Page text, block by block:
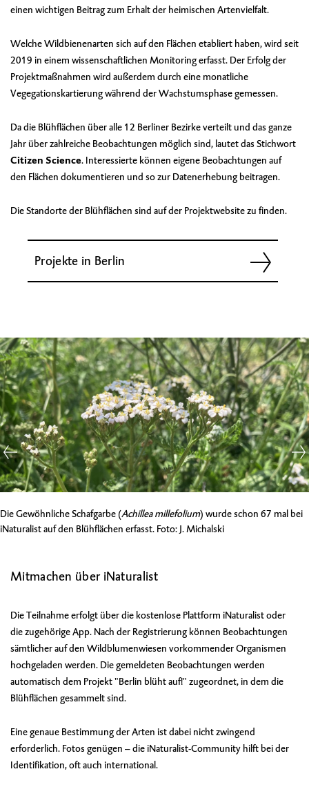
einen wichtigen Beitrag zum Erhalt der heimischen Artenvielfalt.
Welche Wildbienenarten sich auf den Flächen etabliert haben, wird seit
2019 in einem wissenschaftlichen Monitoringerfasst. Der Erfolg der
Projektmaßnahmen wird außerdem durch eine monatliche
Vegegationskartierungwährend der Wachstumsphase gemessen.
Da die Blühflächen über alle 12 Berliner Bezirke verteilt und das ganze
Jahr über zahlreiche Beobachtungen möglich sind, lautet das Stichwort
Citizen Science. Interessierte können eigene Beobachtungen auf
den Flächen dokumentieren und so zur Datenerhebung beitragen.
Die Standorte der Blühflächen sind auf der Projektwebsite zu finden.
Projekte in Berlin
Die Gewöhnliche Schafgarbe (Achillea millefolium) wurde schon 67 mal bei
iNaturalist auf den Blühflächen erfasst. Foto: J. Michalski
Mitmachen über iNaturalist
Die Teilnahme erfolgt über die kostenlose Plattform iNaturalistoder
die zugehörige App. Nach der Registrierung können Beobachtungen
sämtlicher auf den Wildblumenwiesen vorkommender Organismen
hochgeladen werden. Die gemeldeten Beobachtungen werden
automatisch dem Projekt "Berlin blüht auf!" zugeordnet, in dem die
Blühflächen gesammelt sind.
Eine genaue Bestimmung der Arten ist dabei nicht zwingend
erforderlich. Fotos genügen – die iNaturalist-Community hilft bei der
Identifikation, oft auch international.